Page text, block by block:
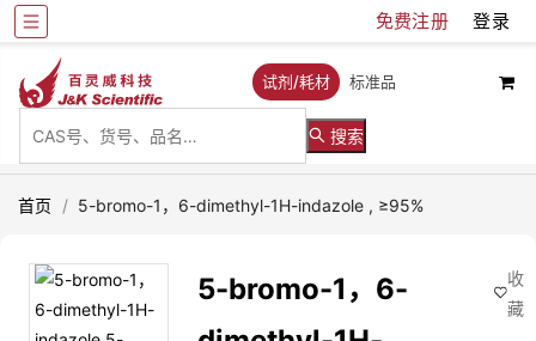
免费注册 登录
试剂/耗材 标准品
搜索
首页 / 5-bromo-1，6-dimethyl-1H-indazole , ≥95%
5-bromo-1，6-
收
藏